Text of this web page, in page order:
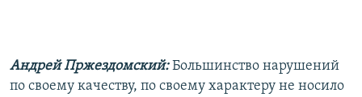
Андрей Пржездомский: Большинство нарушений
по своему качеству, по своему характеру не носило